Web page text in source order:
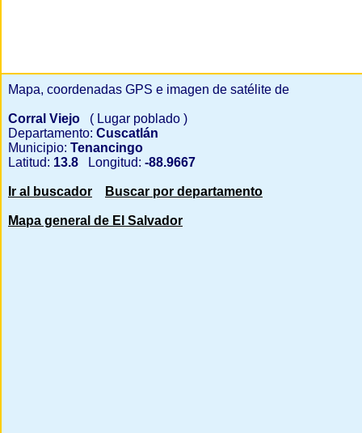
Mapa, coordenadas GPS e imagen de satélite de
Corral Viejo
( Lugar poblado )
Departamento: Cuscatlán
Municipio: Tenancingo
Latitud: 13.8 Longitud: -88.9667
Ir al buscador Buscar por departamento
Mapa general de El Salvador